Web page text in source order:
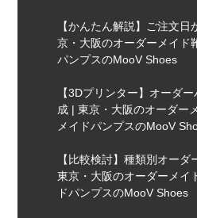
【かんたん解説】ご注文日
京・大阪のオーダーメイド
パンプスのMooV Shoes
【3Dプリンター】オーダ
成 | 東京・大阪のオーダー
メイドパンプスのMooV
【比較検討】種類別オー
東京・大阪のオーダーメイ
ドパンプスのMooV Shoes